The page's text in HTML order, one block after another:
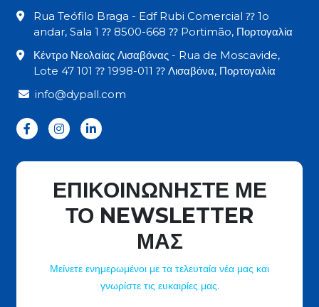
Rua Teófilo Braga - Edf Rubi Comercial ⁇ 1o
andar, Sala 1 ⁇ 8500-668 ⁇ Portimão, Πορτογαλία
Κέντρο Νεολαίας Λισαβόνας - Rua de Moscavide,
Lote 47 101 ⁇ 1998-011 ⁇ Λισαβόνα, Πορτογαλία
info@dypall.com
ΕΠΙΚΟΙΝΩΝΗΣΤΕ ΜΕ
ΤΟ NEWSLETTER
ΜΑΣ
Μείνετε ενημερωμένοι με τα τελευταία νέα μας και
γνωρίστε τις ευκαιρίες μας.